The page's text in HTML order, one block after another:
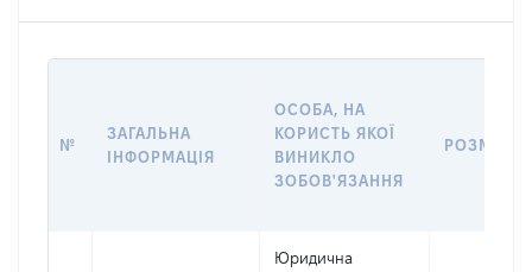
№
ЗАГАЛЬНА
ІНФОРМАЦІЯ
ОСОБА, НА
КОРИСТЬ ЯКОЇ
ВИНИКЛО
ЗОБОВ'ЯЗАННЯ
РОЗМІР
Юридична